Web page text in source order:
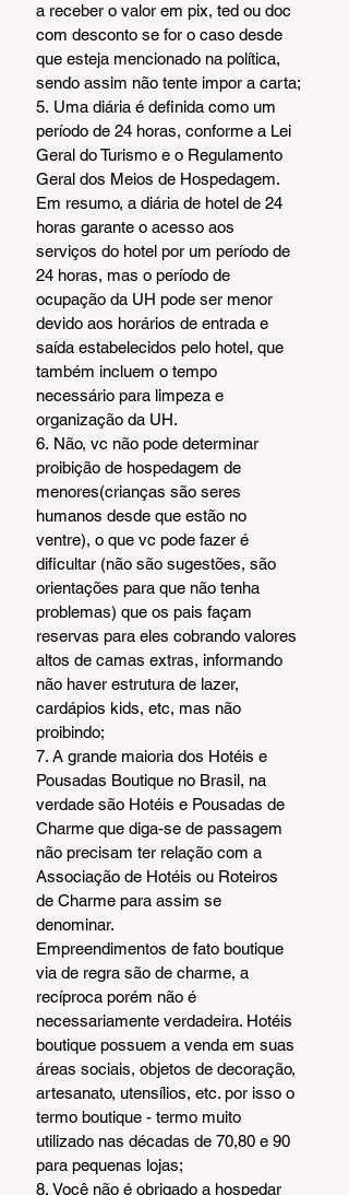
a receber o valor em pix, ted ou doc
com desconto se for o caso desde
que esteja mencionado na política,
sendo assim não tente impor a carta;
5. Uma diária é definida como um
período de 24 horas, conforme a Lei
Geral do Turismo e o Regulamento
Geral dos Meios de Hospedagem.
Em resumo, a diária de hotel de 24
horas garante o acesso aos
serviços do hotel por um período de
24 horas, mas o período de
ocupação da UH pode ser menor
devido aos horários de entrada e
saída estabelecidos pelo hotel, que
também incluem o tempo
necessário para limpeza e
organização da UH.
6. Não, vc não pode determinar
proibição de hospedagem de
menores(crianças são seres
humanos desde que estão no
ventre), o que vc pode fazer é
dificultar (não são sugestões, são
orientações para que não tenha
problemas) que os pais façam
reservas para eles cobrando valores
altos de camas extras, informando
não haver estrutura de lazer,
cardápios kids, etc, mas não
proibindo;
7. A grande maioria dos Hotéis e
Pousadas Boutique no Brasil, na
verdade são Hotéis e Pousadas de
Charme que diga-se de passagem
não precisam ter relação com a
Associação de Hotéis ou Roteiros
de Charme para assim se
denominar.
Empreendimentos de fato boutique
via de regra são de charme, a
recíproca porém não é
necessariamente verdadeira. Hotéis
boutique possuem a venda em suas
áreas sociais, objetos de decoração,
artesanato, utensílios, etc. por isso o
termo boutique - termo muito
utilizado nas décadas de 70,80 e 90
para pequenas lojas;
8. Você não é obrigado a hospedar